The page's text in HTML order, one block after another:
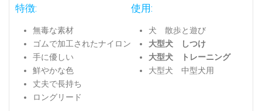
特徴:
無毒な素材
ゴムで加工されたナイロン
手に優しい
鮮やかな色
丈夫で長持ち
ロングリード
使用:
犬 散歩と遊び
大型犬 しつけ
大型犬 トレーニング
大型犬 中型犬用